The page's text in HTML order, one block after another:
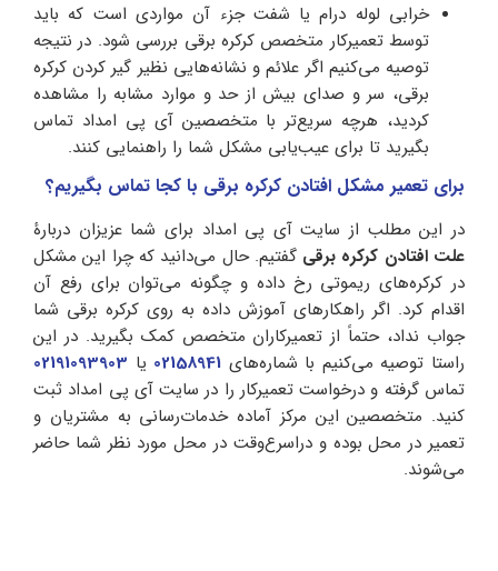
خرابی لوله درام یا شفت جزء آن مواردی است که باید
توسط تعمیرکار متخصص کرکره برقی بررسی شود. در نتیجه
توصیه می‌کنیم اگر علائم و نشانه‌هایی نظیر گیر کردن کرکره
برقی، سر و صدای بیش از حد و موارد مشابه را مشاهده
کردید، هرچه سریع‌تر با متخصصین آی پی امداد تماس
بگیرید تا برای عیب‌یابی مشکل شما را راهنمایی کنند.
برای تعمیر مشکل افتادن کرکره برقی با کجا تماس بگیریم؟
در این مطلب از سایت آی پی امداد برای شما عزیزان دربارۀ
علت افتادن کرکره برقی گفتیم. حال می‌دانید که چرا این مشکل
در کرکره‌های ریموتی رخ داده و چگونه می‌توان برای رفع آن
اقدام کرد. اگر راهکارهای آموزش داده به روی کرکره برقی شما
جواب نداد، حتماً از تعمیرکاران متخصص کمک بگیرید. در این
راستا توصیه می‌کنیم با شماره‌های 02158941 یا 02191093903
تماس گرفته و درخواست تعمیرکار را در سایت آی پی امداد ثبت
کنید. متخصصین این مرکز آماده خدمات‌رسانی به مشتریان و
تعمیر در محل بوده و دراسرع‌وقت در محل مورد نظر شما حاضر
می‌شوند.